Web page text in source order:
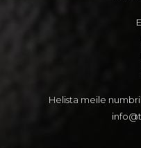
Helista meile